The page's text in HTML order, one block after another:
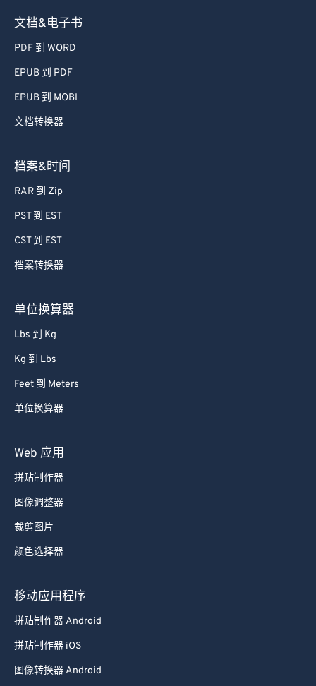
文档&电子书
PDF 到 WORD
EPUB 到 PDF
EPUB 到 MOBI
文档转换器
档案&时间
RAR 到 Zip
PST 到 EST
CST 到 EST
档案转换器
单位换算器
Lbs 到 Kg
Kg 到 Lbs
Feet 到 Meters
单位换算器
Web 应用
拼贴制作器
图像调整器
裁剪图片
颜色选择器
移动应用程序
拼贴制作器 Android
拼贴制作器 iOS
图像转换器 Android